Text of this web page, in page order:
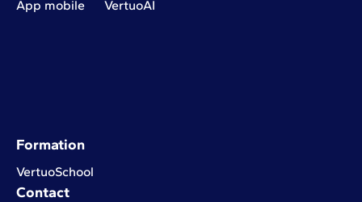
App mobile VertuoAI
Formation
VertuoSchool
Contact